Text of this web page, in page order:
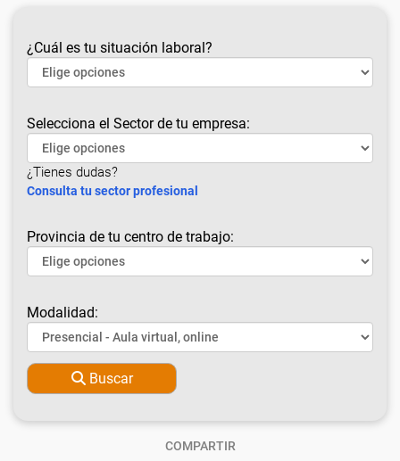
¿Cuál es tu situación laboral?
Selecciona el Sector de tu empresa:
¿Tienes dudas?
Consulta tu sector profesional
Provincia de tu centro de trabajo:
Modalidad:
Buscar
COMPARTIR